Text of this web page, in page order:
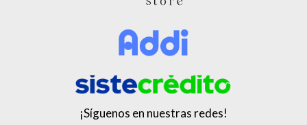
¡Síguenos en nuestras redes!